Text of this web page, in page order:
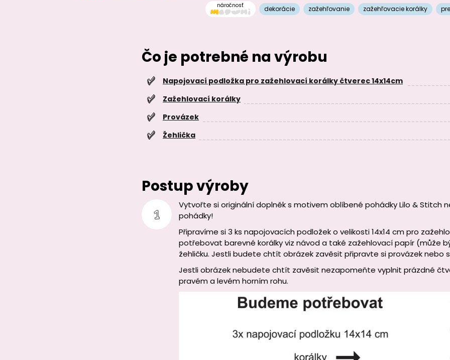
náročnosť dekorácie zažehľovanie zažehľovacie korálky
Čo je potrebné na výrobu
Napojovací podložka pro zažehlovací korálky čtverec 14x14cm
Zažehlovací korálky
Provázek
Žehlička
Postup výroby
Vytvořte si originální doplněk s motivem oblíbené pohádky Lilo & Stitch
pohádky!
Připravíme si 3 ks napojovacích podložek o velikosti 14x14 cm pro
potřebovat barevné korálky viz návod a také zažehlovací papír (může
žehličku. Jestli budete chtít obrázek zavěsit připravte si provázek nebo
Jestli obrázek nebudete chtít zavěsit nezapomeňte vyplnit prázdné
pravém a levém horním rohu.